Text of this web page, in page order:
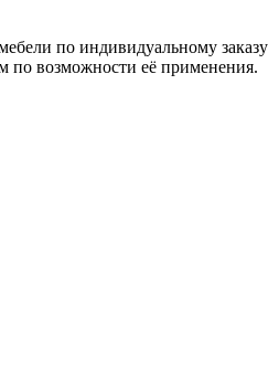
по индивидуальному заказу
по возможности её применения.